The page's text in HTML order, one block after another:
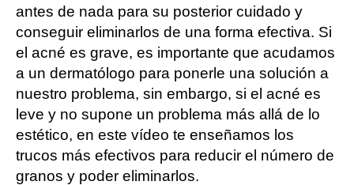
antes de nada para su posterior cuidado y
conseguir eliminarlos de una forma efectiva. Si
el acné es grave, es importante que acudamos
a un dermatólogo para ponerle una solución a
nuestro problema, sin embargo, si el acné es
leve y no supone un problema más allá de lo
estético, en este vídeo te enseñamos los
trucos más efectivos para reducir el número de
granos y poder eliminarlos.